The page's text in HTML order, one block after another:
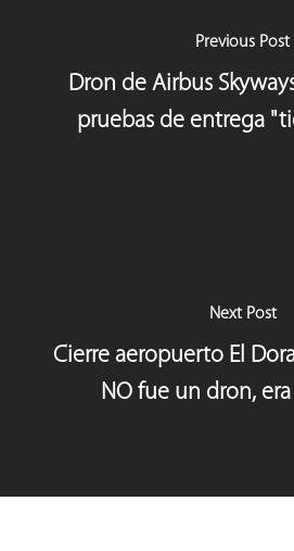
Previous Post
Dron de Airbus
pruebas de entrega
Next Post
Cierre aeropuerto El
NO fue un dron,